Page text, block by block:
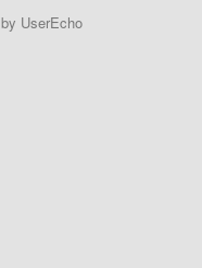
by UserEcho